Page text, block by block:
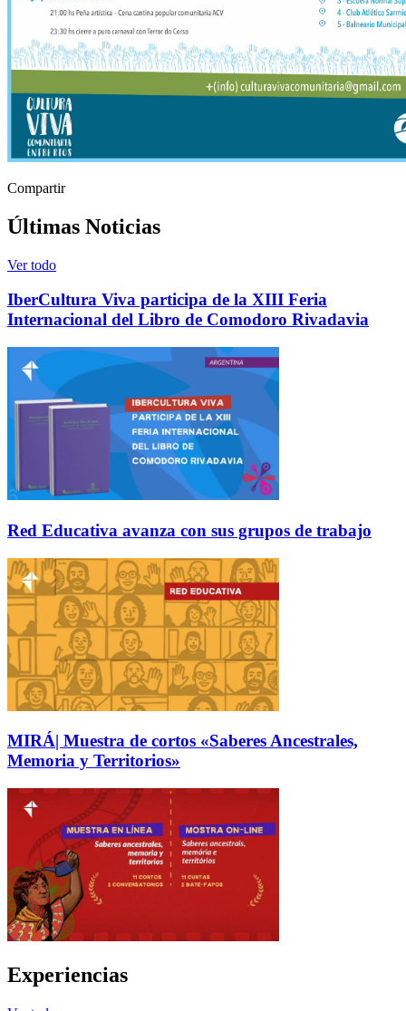
Compartir
Últimas Noticias
Ver todo
IberCultura Viva participa de la XIII Feria
Internacional del Libro de Comodoro Rivadavia
Red Educativa avanza con sus grupos de trabajo
MIRÁ| Muestra de cortos «Saberes Ancestrales,
Memoria y Territorios»
Experiencias